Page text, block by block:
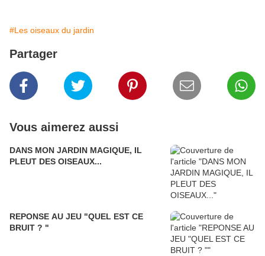
#Les oiseaux du jardin
Partager
Vous aimerez aussi
DANS MON JARDIN MAGIQUE, IL
PLEUT DES OISEAUX...
REPONSE AU JEU "QUEL EST CE
BRUIT ? "